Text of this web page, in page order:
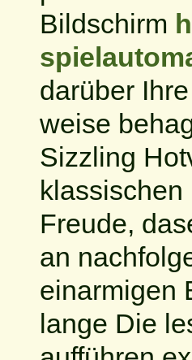
Bildschirm
darüber
weise
Sizzling
Freude,
an
einarmigen
lange Die